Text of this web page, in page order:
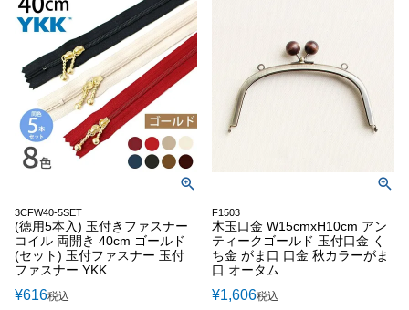
3CFW40-5SET
(徳用5本入) 玉付きファスナー
コイル 両開き 40cm ゴールド
(セット) 玉付ファスナー 玉付
ファスナー YKK
¥616税込
F1503
木玉口金 W15cmxH10cm アン
ティークゴールド 玉付口金 く
ち金 がま口 口金 秋カラーがま
口 オータム
¥1,606税込